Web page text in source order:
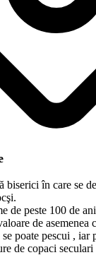
biserici în care se
de peste 100 de
de asemenea
poate pescui , iar
de copaci seculari